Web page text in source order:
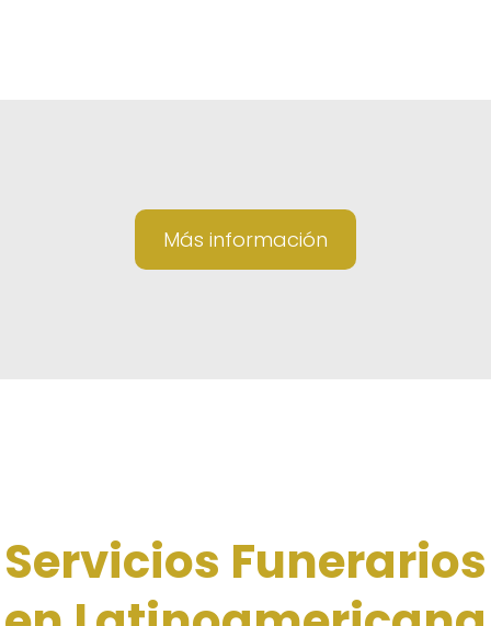
Más información
Servicios Funerarios